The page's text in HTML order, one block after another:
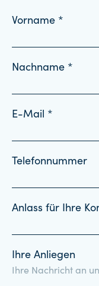
Vorname *
Nachname *
E-Mail *
Telefonnummer
Anlass für Ihre
Ihre Anliegen